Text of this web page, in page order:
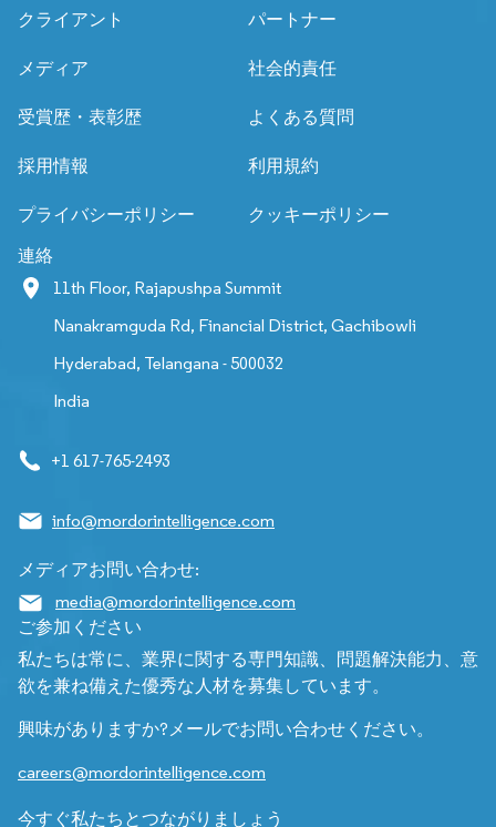
クライアント パートナー
メディア 社会的責任
受賞歴・表彰歴 よくある質問
採用情報 利用規約
プライバシーポリシー クッキーポリシー
連絡
11th Floor, Rajapushpa Summit
Nanakramguda Rd, Financial District, Gachibowli
Hyderabad, Telangana - 500032
India
+1 617-765-2493
info@mordorintelligence.com
メディアお問い合わせ:
media@mordorintelligence.com
ご参加ください
私たちは常に、業界に関する専門知識、問題解決能力、意
欲を兼ね備えた優秀な人材を募集しています。
興味がありますか?メールでお問い合わせください。
careers@mordorintelligence.com
今すぐ私たちとつながりましょう